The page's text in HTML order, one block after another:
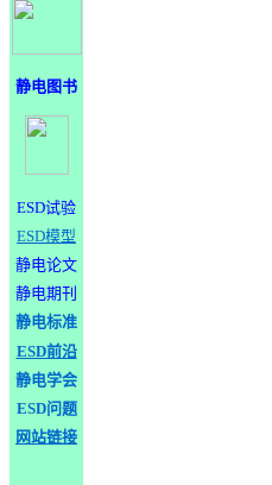
静电图书
ESD试验
ESD模型
静电论文
静电期刊
静电标准
ESD前沿
静电学会
ESD问题
网站链接